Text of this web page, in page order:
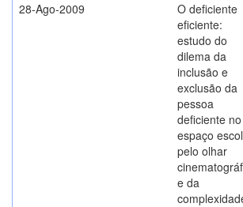
28-Ago-2009
O deficiente
eficiente:
estudo do
dilema da
inclusão e
exclusão da
pessoa
deficiente no
espaço
pelo olhar
e da